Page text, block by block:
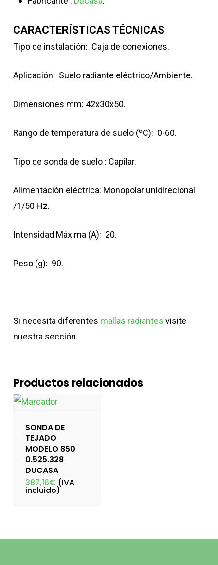
CARACTERÍSTICAS TÉCNICAS
Tipo de instalación: Caja de conexiones.
Aplicación: Suelo radiante eléctrico/Ambiente.
Dimensiones mm: 42x30x50.
Rango de temperatura de suelo (ºC): 0-60.
Tipo de sonda de suelo : Capilar.
Alimentación eléctrica: Monopolar unidirecional
/1/50 Hz.
Intensidad Máxima (A): 20.
Peso (g): 90.
Si necesita diferentes mallas radiantes visite
nuestra sección.
Productos relacionados
SONDA DE
TEJADO
MODELO 850
0.525.328
DUCASA
387,16€ (IVA
incluido)